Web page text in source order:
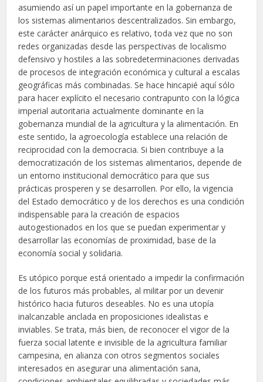
asumiendo así un papel importante en la gobernanza de
los sistemas alimentarios descentralizados. Sin embargo,
este carácter anárquico es relativo, toda vez que no son
redes organizadas desde las perspectivas de localismo
defensivo y hostiles a las sobredeterminaciones derivadas
de procesos de integración económica y cultural a escalas
geográficas más combinadas. Se hace hincapié aquí sólo
para hacer explícito el necesario contrapunto con la lógica
imperial autoritaria actualmente dominante en la
gobernanza mundial de la agricultura y la alimentación. En
este sentido, la agroecología establece una relación de
reciprocidad con la democracia. Si bien contribuye a la
democratización de los sistemas alimentarios, depende de
un entorno institucional democrático para que sus
prácticas prosperen y se desarrollen. Por ello, la vigencia
del Estado democrático y de los derechos es una condición
indispensable para la creación de espacios
autogestionados en los que se puedan experimentar y
desarrollar las economías de proximidad, base de la
economía social y solidaria.
Es utópico porque está orientado a impedir la confirmación
de los futuros más probables, al militar por un devenir
histórico hacia futuros deseables. No es una utopía
inalcanzable anclada en proposiciones idealistas e
inviables. Se trata, más bien, de reconocer el vigor de la
fuerza social latente e invisible de la agricultura familiar
campesina, en alianza con otros segmentos sociales
interesados en asegurar una alimentación sana,